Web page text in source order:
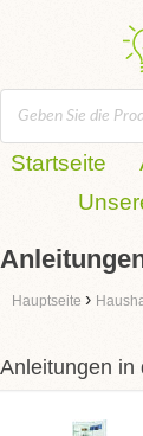
Startseite
Hauptseite ›
Anleitungen in